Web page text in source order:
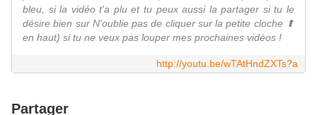
bleu, si la vidéo t'a plu et tu peux aussi la partager si tu le
désire bien sur N'oublie pas de cliquer sur la petite cloche ⬆︎
en haut) si tu ne veux pas louper mes prochaines vidéos !
http://youtu.be/wTAtHndZXTs?a
Partager